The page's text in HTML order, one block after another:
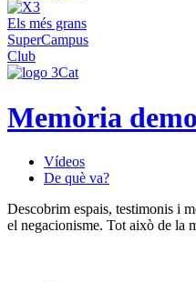
Els més grans
SuperCampus
Club
Memòria
Vídeos
De què va?
Descobrim espais, testimonis i
el negacionisme. Tot això de la